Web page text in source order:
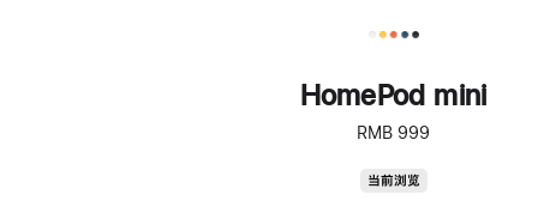
HomePod mini
RMB 999
当前浏览